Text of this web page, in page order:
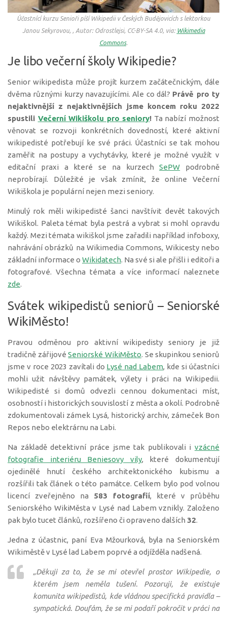
Účastnící kurzu Senioři píší Wikipedii v Českých Budějovicích s lektorkou
Janou Sekyrovou, , Autor: Odrostlejsi, CC-BY-SA 4.0, via: Wikimedia
Commons.
Je libo večerní školy Wikipedie?
Senior wikipedista může projít kurzem začátečnickým, dále
dvěma různými kurzy navazujícími. Ale co dál? Právě pro ty
nejaktivnější z nejaktivnějších jsme koncem roku 2022
spustili Večerní Wikiškolu pro seniory! Ta nabízí možnost
věnovat se rozvoji konkrétních dovedností, které aktivní
wikipedisté potřebují ke své práci. Účastníci se tak mohou
zaměřit na postupy a vychytávky, které je možné využít v
editační praxi a které se na kurzechSePW podrobně
neprobírají. Důležité je však zmínit, že online Večerní
Wikiškola je populární nejen mezi seniory.
Minulý rok měli wikipedisté šanci navštívit devět takových
Wikiškol. Paleta témat byla pestrá a vybrat si mohl opravdu
každý. Mezi témata wikiškol jsme zařadili například infoboxy,
nahrávání obrázků na Wikimedia Commons, Wikicesty nebo
základní informace o Wikidatech. Na své si ale přišli i editoři a
fotografové. Všechna témata a více informací naleznete
zde.
Svátek wikipedistů seniorů – Seniorské
WikiMěsto!
Pravou odměnou pro aktivní wikipedisty seniory je již
tradičně zářijovéSeniorské WikiMěsto. Se skupinkou seniorů
jsme v roce 2023 zavítali do Lysé nad Labem, kde si účastníci
mohli užit návštěvy památek, výlety i práci na Wikipedii.
Wikipedisté si domů odvezli cennou dokumentaci míst,
osobností i historických souvislostí z města a okolí. Podrobně
zdokumentovali zámek Lysá, historický archiv, zámeček Bon
Repos nebo elektrárnu na Labi.
Na základě detektivní práce jsme tak publikovali i vzácné
fotografie interiéru Beniesovy vily, které dokumentují
ojedinělé hnutí českého architektonického kubismu a
rozšířili tak článek o této památce. Celkem bylo pod volnou
licencí zveřejněno na 583 fotografií, které v průběhu
Seniorského WikiMěsta v Lysé nad Labem vznikly. Založeno
pak bylo tucet článků, rozšířeno či opraveno dalších 32.
Jedna z účastnic, paní Eva Mžourková, byla na Seniorském
Wikiměstě v Lysé lad Labem poprvé a odjížděla nadšená.
„Děkuji za to, že se mi otevřel prostor Wikipedie, o
kterém jsem neměla tušení. Pozoruji, že existuje
komunita wikipedistů, kde vládnou specifická pravidla –
sympatická. Doufám, že se mi podaří pokročit v práci na